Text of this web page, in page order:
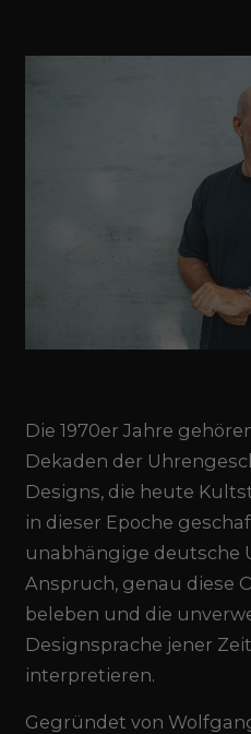
Die 1970er Jahre
Dekaden der
Designs, die heute
in dieser Epoche
unabhängige deutsche
Anspruch, genau diese
beleben und die
Designsprache jener
interpretieren.
Gegründet von